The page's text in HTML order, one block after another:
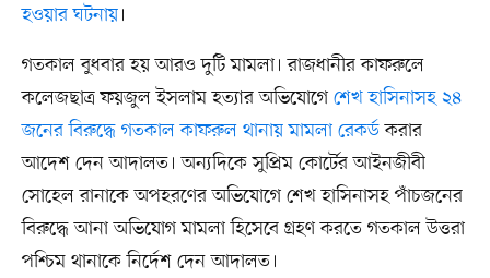
হওয়ার ঘটনায়।
গতকাল বুধবার হয় আরও দুটি মামলা। রাজধানীর কাফরুলে
কলেজছাত্র ফয়জুল ইসলাম হত্যার অভিযোগে শেখ হাসিনাসহ ২৪
জনের বিরুদ্ধে গতকাল কাফরুল থানায় মামলা রেকর্ডকরার
আদেশ দেন আদালত। অন্যদিকে সুপ্রিম কোর্টের আইনজীবী
সোহেল রানাকে অপহরণের অভিযোগে শেখ হাসিনাসহ পাঁচজনের
বিরুদ্ধে আনা অভিযোগ মামলা হিসেবে গ্রহণ করতে গতকাল উত্তরা
পশ্চিম থানাকে নির্দেশ দেন আদালত।